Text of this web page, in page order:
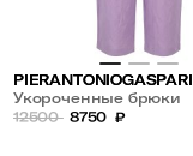
PIERANTONIOGASPARI
Укороченные брюки
12500 8750 ₽